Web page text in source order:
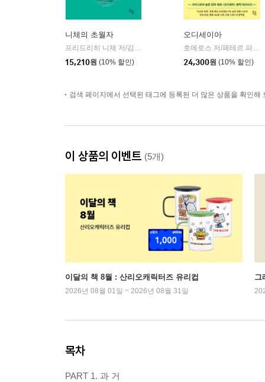
니체의 초월자
프리드리히 니체 저/김철 편역
15,210원 (10% 할인)
오디세이아
호메로스 저/페테르 파울 루벤스 그림/박문재 역
24,300원 (10% 할인)
검색 페이지에서 선택된 태그에 등록된 더 많은 상품을 확인해
이 상품의 이벤트 (5개)
이달의 책 8월 : 산리오캐릭터즈 유리컵
2026년 08월 01일 ~ 2026년 08월 31일
그
목차
PART 1. 과 거